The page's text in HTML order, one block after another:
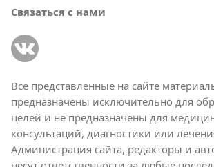
Связаться с нами
Все представленные на сайте
предназначены исключительно для
целей и не предназначены для
консультаций, диагностики или
Администрация сайта, редакторы и